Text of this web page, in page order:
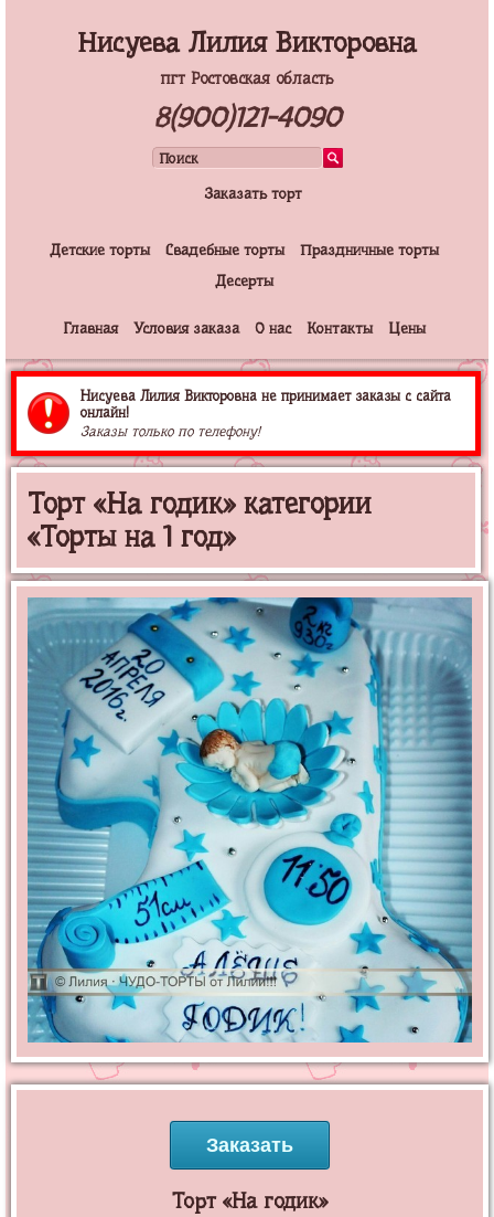
Нисуева Лилия Викторовна
пгт Ростовская область
8(900)121-4090
Заказать торт
Детские торты Свадебные торты
Праздничные торты
Десерты
Главная Условия заказа О нас Контакты Цены
Нисуева Лилия Викторовна не принимает заказы с сайта
онлайн!
Заказы только по телефону!
Торт «На годик» категории
«Торты на 1 год»
Заказать
Торт «На годик»